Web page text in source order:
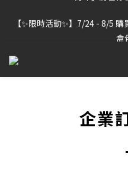
訂單」將暫
【✨限時活動✨】7/24 - 8/5
盒
【雷雕訂單出貨暫停】7/
訂單」將暫停
企業